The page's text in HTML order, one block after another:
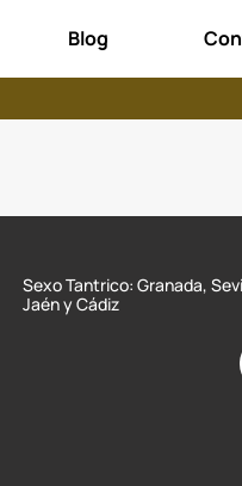
Blog
Sexo Tantrico: Granada,
Jaén y Cádiz